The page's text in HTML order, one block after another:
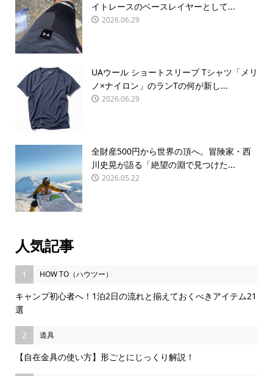
イトレースのベースレイヤーとして...
2026.06.29
UAウール ショートスリーブ Tシャツ「メリ
ノ×ナイロン」のランTの何が新し...
2026.06.29
全財産500円から世界の頂へ。冒険家・西
川史晃が語る「絶望の淵で見つけた...
2026.05.22
人気記事
1 HOW TO（ハウツー）
キャンプ初心者へ！1泊2日の流れと揃えておくべきアイテム21
選
2 道具
【自在金具の使い方】形ごとにじっくり解説！